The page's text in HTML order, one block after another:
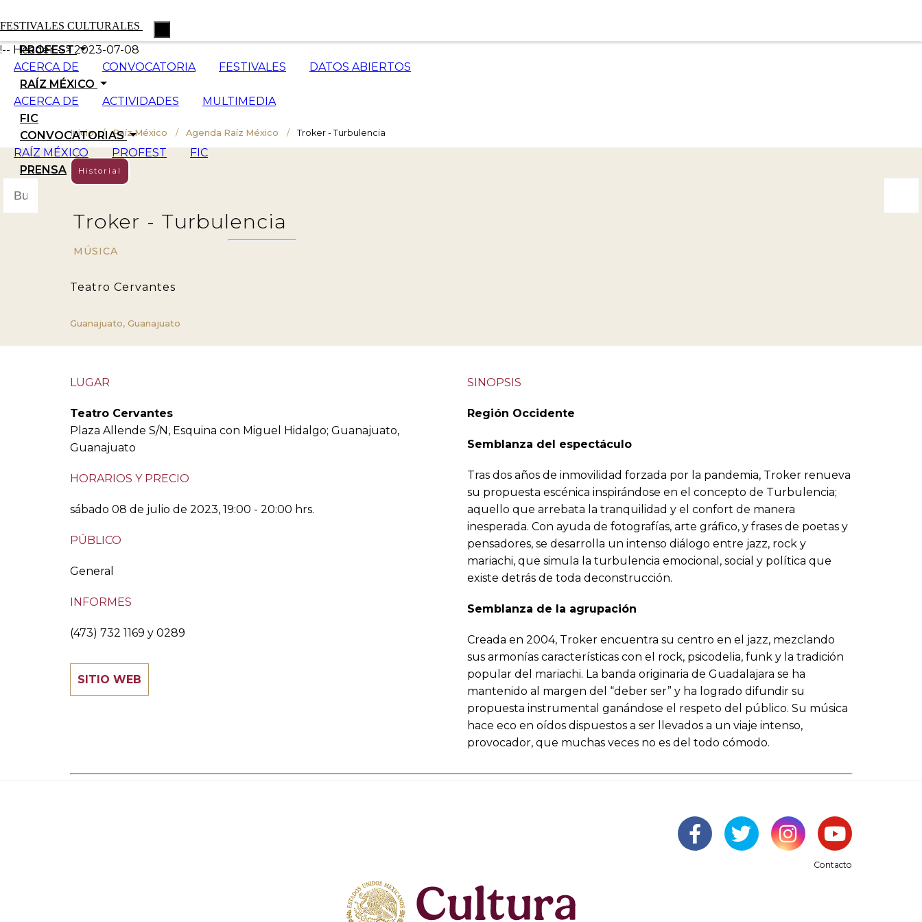
FESTIVALES CULTURALES
PROFEST
ACERCA DE
CONVOCATORIA FESTIVALES
DATOS ABIERTOS
RAÍZ MÉXICO
ACERCA DE
ACTIVIDADES
MULTIMEDIA
FIC
CONVOCATORIAS
RAÍZ MÉXICO
PROFEST
FIC
PRENSA
!-- Header --> 2023-07-08
Inicio Raíz México Agenda Raíz México Troker - Turbulencia
Historial
Troker - Turbulencia
MÚSICA
Teatro Cervantes
Guanajuato, Guanajuato
LUGAR
Teatro Cervantes
Plaza Allende S/N, Esquina con Miguel Hidalgo; Guanajuato,
Guanajuato
HORARIOS Y PRECIO
sábado 08 de julio de 2023, 19:00 - 20:00 hrs.
PÚBLICO
General
INFORMES
(473) 732 1169 y 0289
SITIO WEB
SINOPSIS
Región Occidente
Semblanza del espectáculo
Tras dos años de inmovilidad forzada por la pandemia, Troker renueva
su propuesta escénica inspirándose en el concepto de Turbulencia;
aquello que arrebata la tranquilidad y el confort de manera
inesperada. Con ayuda de fotografías, arte gráfico, y frases de poetas y
pensadores, se desarrolla un intenso diálogo entre jazz, rock y
mariachi, que simula la turbulencia emocional, social y política que
existe detrás de toda deconstrucción.
Semblanza de la agrupación
Creada en 2004, Troker encuentra su centro en el jazz, mezclando
sus armonías características con el rock, psicodelia, funk y la tradición
popular del mariachi. La banda originaria de Guadalajara se ha
mantenido al margen del “deber ser” y ha logrado difundir su
propuesta instrumental ganándose el respeto del público. Su música
hace eco en oídos dispuestos a ser llevados a un viaje intenso,
provocador, que muchas veces no es del todo cómodo.
Contacto